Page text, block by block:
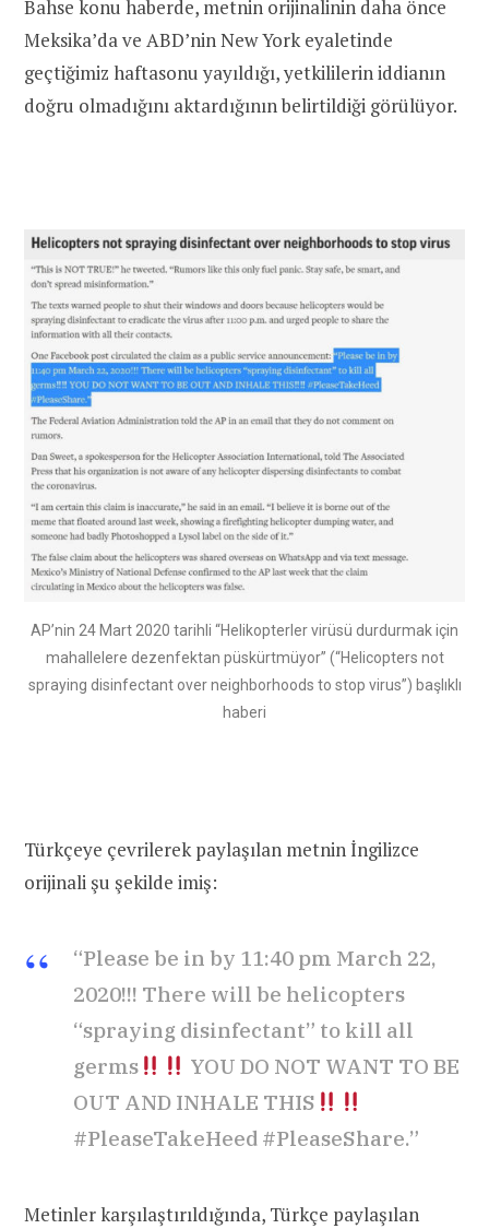
Bahse konu haberde, metnin orijinalinin daha önce
Meksika’da ve ABD’nin New York eyaletinde
geçtiğimiz haftasonu yayıldığı, yetkililerin iddianın
doğru olmadığını aktardığının belirtildiği görülüyor.
AP’nin 24 Mart 2020 tarihli “Helikopterler virüsü durdurmak için
mahallelere dezenfektan püskürtmüyor” (“Helicopters not
spraying disinfectant over neighborhoods to stop virus”) başlıklı
haberi
Türkçeye çevrilerek paylaşılan metnin İngilizce
orijinali şu şekilde imiş:
“Please be in by 11:40 pm March 22,
2020!!! There will be helicopters
“spraying disinfectant” to kill all
germs
YOU DO NOT WANT TO BE
OUT AND INHALE THIS
#PleaseTakeHeed #PleaseShare.”
Metinler karşılaştırıldığında, Türkçe paylaşılan